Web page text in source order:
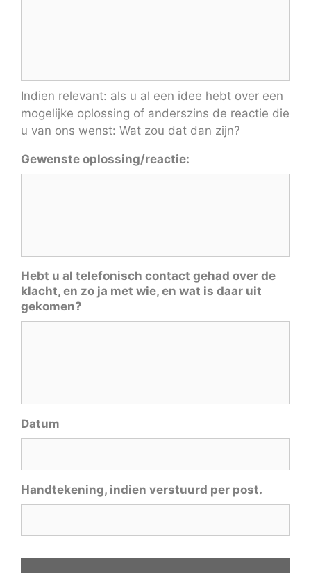
Indien relevant: als u al een idee hebt over een
mogelijke oplossing of anderszins de reactie die
u van ons wenst: Wat zou dat dan zijn?
Gewenste oplossing/reactie:
Hebt u al telefonisch contact gehad over de
klacht, en zo ja met wie, en wat is daar uit
gekomen?
Datum
Handtekening, indien verstuurd per post.
C